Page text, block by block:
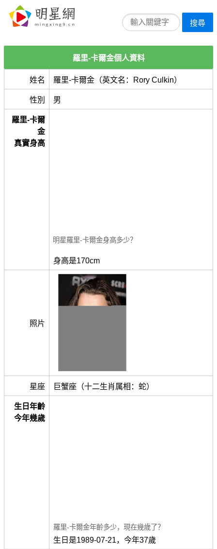
搜尋
羅里-卡爾金個人資料
姓名 羅里-卡爾金（英文名：Rory Culkin）
性別 男
羅里-卡爾
金
真實身高
明星羅里-卡爾金身高多少？
身高是170cm
照片
星座 巨蟹座（十二生肖属相：蛇）
生日年齡
今年幾歲
羅里-卡爾金年齡多少，現在幾歲了？
生日是1989-07-21，今年37歲